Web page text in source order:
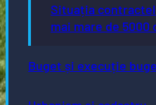
Situația
mai mare de 5000
Buget și execuție